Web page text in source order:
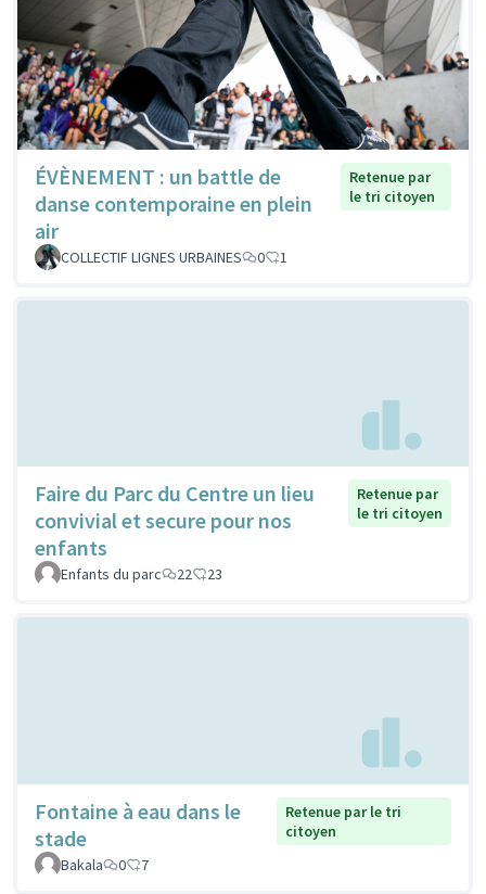
ÉVÈNEMENT : un battle de
danse contemporaine en plein
air
Retenue par
le tri citoyen
COLLECTIF LIGNES URBAINES 0 1
Faire du Parc du Centre un lieu
convivial et secure pour nos
enfants
Retenue par
le tri citoyen
Enfants du parc 22 23
Fontaine à eau dans le
stade
Retenue par le tri
citoyen
Bakala
0 7